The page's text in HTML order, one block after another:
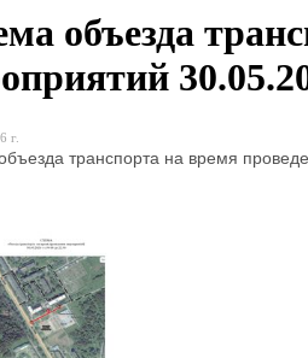
объезда
г.
транспорта на время